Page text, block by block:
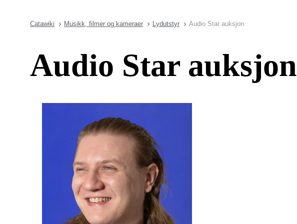
Catawiki Musikk, filmer og kameraer Lydutstyr Audio Star auksjon
Audio Star auksjon